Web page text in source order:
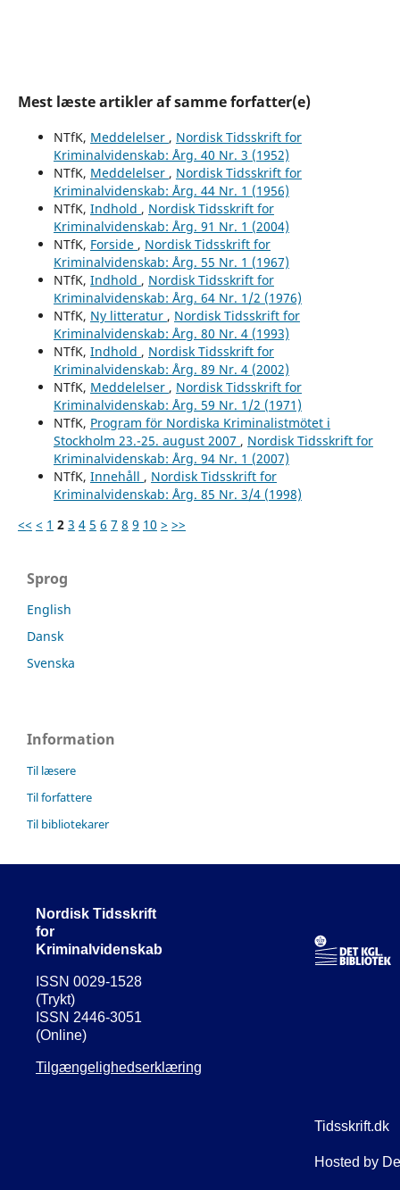
Mest læste artikler af samme forfatter(e)
NTfK, Meddelelser , Nordisk Tidsskrift for
Kriminalvidenskab: Årg. 40 Nr. 3 (1952)
NTfK, Meddelelser , Nordisk Tidsskrift for
Kriminalvidenskab: Årg. 44 Nr. 1 (1956)
NTfK, Indhold , Nordisk Tidsskrift for
Kriminalvidenskab: Årg. 91 Nr. 1 (2004)
NTfK, Forside , Nordisk Tidsskrift for
Kriminalvidenskab: Årg. 55 Nr. 1 (1967)
NTfK, Indhold , Nordisk Tidsskrift for
Kriminalvidenskab: Årg. 64 Nr. 1/2 (1976)
NTfK, Ny litteratur , Nordisk Tidsskrift for
Kriminalvidenskab: Årg. 80 Nr. 4 (1993)
NTfK, Indhold , Nordisk Tidsskrift for
Kriminalvidenskab: Årg. 89 Nr. 4 (2002)
NTfK, Meddelelser , Nordisk Tidsskrift for
Kriminalvidenskab: Årg. 59 Nr. 1/2 (1971)
NTfK, Program för Nordiska Kriminalistmötet i
Stockholm 23.-25. august 2007 , Nordisk Tidsskrift for
Kriminalvidenskab: Årg. 94 Nr. 1 (2007)
NTfK, Innehåll , Nordisk Tidsskrift for
Kriminalvidenskab: Årg. 85 Nr. 3/4 (1998)
<< < 1 2 3 4 5 6 7 8 9 10 > >>
Sprog
English
Dansk
Svenska
Information
Til læsere
Til forfattere
Til bibliotekarer
Nordisk Tidsskrift
for
Kriminalvidenskab
ISSN 0029-1528
(Trykt)
ISSN 2446-3051
(Online)
Tilgængelighedserklæring